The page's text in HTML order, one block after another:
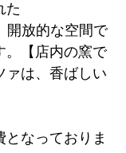
た
開放的な空間で
。【店内の窯で
ァは、香ばしい
なっておりま